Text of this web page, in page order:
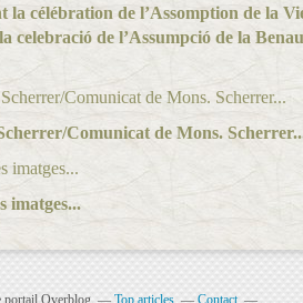
célébration de l’Assomption de la
celebració de l’Assumpció de la
Comunicat de Mons.
imatges...
Overblog Top articles Contact